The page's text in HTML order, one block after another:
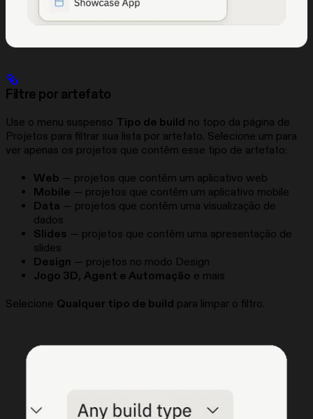
Filtre por artefato
Use o menu suspenso Tipo de build no topo da página de
Projetos para filtrar sua lista por artefato. Selecione um para
ver apenas os projetos que contêm esse tipo de artefato:
Web — projetos que contêm um aplicativo web
Mobile — projetos que contêm um aplicativo mobile
Data — projetos que contêm uma visualização de
dados
Slides — projetos que contêm uma apresentação de
slides
Design — projetos no modo Design
Jogo 3D, Agent e Automação e mais
Selecione Qualquer tipo de build para limpar o filtro.